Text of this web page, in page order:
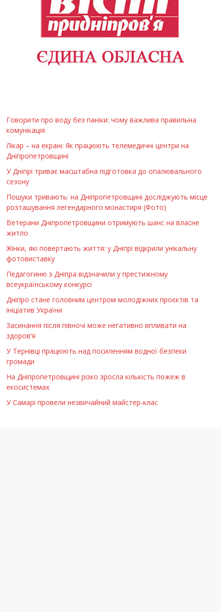
Говорити про воду без паніки: чому важлива правильна
комунікація
Лікар – на екрані: Як працюють телемедичні центри на
Дніпропетровщині
У Дніпрі триває масштабна підготовка до опалювального
сезону
Пошуки тривають: на Дніпропетровщині досліджують місце
розташування легендарного монастиря (Фото)
Ветерани Дніпропетровщини отримують шанс на власне
житло
Жінки, які повертають життя: у Дніпрі відкрили унікальну
фотовиставку
Педагогиню з Дніпра відзначили у престижному
всеукраїнському конкурсі
Дніпро стане головним центром молодіжних проєктів та
ініціатив України
Засинання після півночі може негативно впливати на
здоров’я
У Тернівці працюють над посиленням водної безпеки
громади
На Дніпропетровщині різко зросла кількість пожеж в
екосистемах
У Самарі провели незвичайний майстер-клас